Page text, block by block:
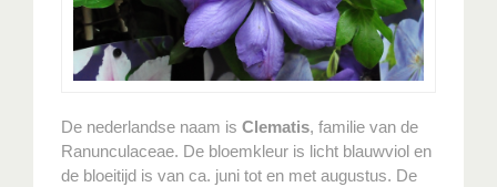
De nederlandse naam is Clematis, familie van de
Ranunculaceae. De bloemkleur is licht blauwviol en
de bloeitijd is van ca. juni tot en met augustus. De